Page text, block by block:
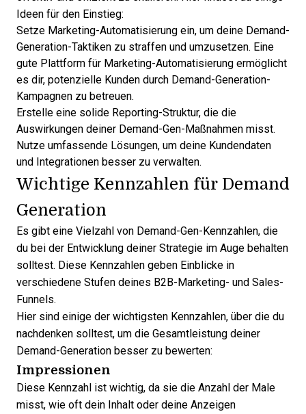
Ideen für den Einstieg:
Setze Marketing-Automatisierung ein, um deine Demand-
Generation-Taktiken zu straffen und umzusetzen. Eine
gute Plattform für Marketing-Automatisierung ermöglicht
es dir, potenzielle Kunden durch Demand-Generation-
Kampagnen zu betreuen.
Erstelle eine solide Reporting-Struktur, die die
Auswirkungen deiner Demand-Gen-Maßnahmen misst.
Nutze umfassende Lösungen, um deine Kundendaten
und Integrationen besser zu verwalten.
Wichtige Kennzahlen für Demand
Generation
Es gibt eine Vielzahl von Demand-Gen-Kennzahlen, die
du bei der Entwicklung deiner Strategie im Auge behalten
solltest. Diese Kennzahlen geben Einblicke in
verschiedene Stufen deines B2B- Marketing- und Sales-
Funnels.
Hier sind einige der wichtigsten Kennzahlen, über die du
nachdenken solltest, um die Gesamtleistung deiner
Demand-Generation besser zu bewerten:
Impressionen
Diese Kennzahl ist wichtig, da sie die Anzahl der Male
misst, wie oft dein Inhalt oder deine Anzeigen